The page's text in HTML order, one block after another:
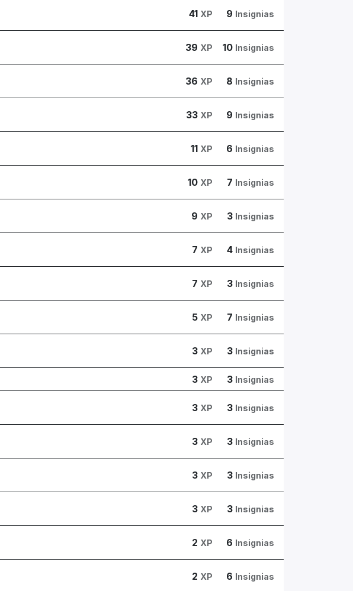
41 XP 9 Insignias
39 XP 10 Insignias
36 XP 8 Insignias
33 XP 9 Insignias
11 XP 6 Insignias
10 XP 7 Insignias
9 XP 3 Insignias
7 XP 4 Insignias
7 XP 3 Insignias
5 XP 7 Insignias
3 XP 3 Insignias
3 XP 3 Insignias
3 XP 3 Insignias
3 XP 3 Insignias
3 XP 3 Insignias
3 XP 3 Insignias
2 XP 6 Insignias
2 XP 6 Insignias